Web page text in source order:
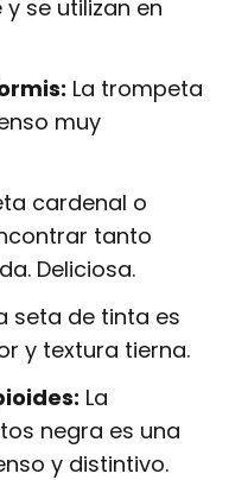
se utilizan en
La trompeta
muy
cardenal o
tanto
Deliciosa.
seta de tinta es
y textura tierna.
La
negra es una
y distintivo.